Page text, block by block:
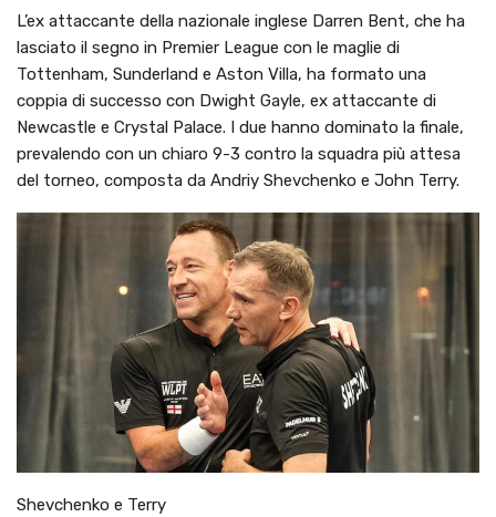
L’ex attaccante della nazionale inglese Darren Bent, che ha
lasciato il segno in Premier League con le maglie di
Tottenham, Sunderland e Aston Villa, ha formato una
coppia di successo con Dwight Gayle, ex attaccante di
Newcastle e Crystal Palace. I due hanno dominato la finale,
prevalendo con un chiaro 9-3 contro la squadra più attesa
del torneo, composta da Andriy Shevchenko e John Terry.
Shevchenko e Terry